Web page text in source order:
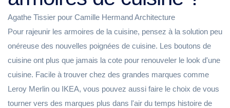
Agathe Tissier pour Camille Hermand Architecture
Pour rajeunir les armoires de la cuisine, pensez à la solution peu
onéreuse des nouvelles poignées de cuisine. Les boutons de
cuisine ont plus que jamais la cote pour renouveler le look d'une
cuisine. Facile à trouver chez des grandes marques comme
Leroy Merlin ou IKEA, vous pouvez aussi faire le choix de vous
tourner vers des marques plus dans l'air du temps histoire de